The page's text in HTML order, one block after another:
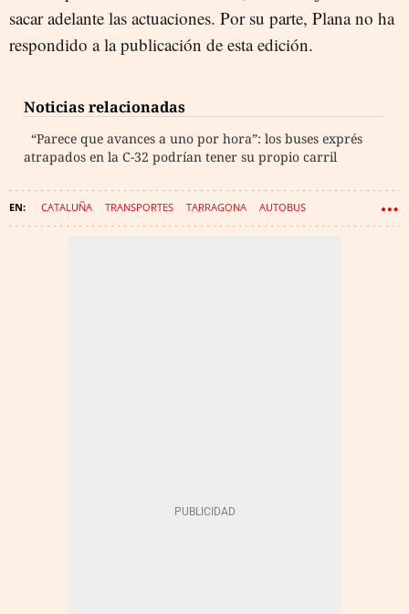
sacar adelante las actuaciones. Por su parte, Plana no ha
respondido a la publicación de esta edición.
Noticias relacionadas
“Parece que avances a uno por hora”: los buses exprés
atrapados en la C-32 podrían tener su propio carril
CATALUÑA TRANSPORTES TARRAGONA AUTOBUS